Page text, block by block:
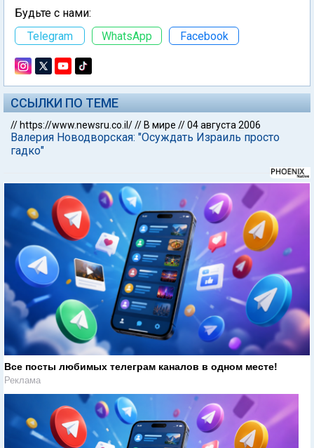
Будьте с нами:
Telegram
WhatsApp Facebook
ССЫЛКИ ПО ТЕМЕ
// https://www.newsru.co.il/// В мире //04 августа 2006
Валерия Новодворская: "Осуждать Израиль просто
гадко"
Все посты любимых телеграм каналов в одном месте!
Реклама